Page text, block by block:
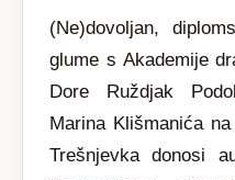
(Ne)dovoljan,
glume s Akademije
Dore Ruždjak
Marina Klišmanića
Trešnjevka donosi